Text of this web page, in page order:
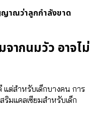
ญาณว่าลูกกำลังขาด
จากนมวัว อาจไม่
ต่สำหรับเด็กบางคน การ
มแคลเซียมสำหรับเด็ก